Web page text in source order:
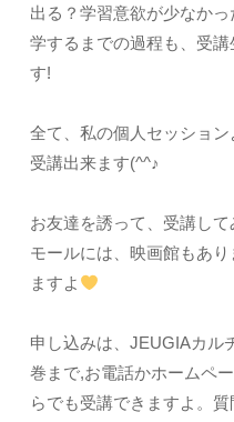
出る？学習意欲が少なか
学するまでの過程も、受
す!
全て、私の個人セッショ
受講出来ます(^^♪
お友達を誘って、受講し
モールには、映画館もあ
ますよ
申し込みは、JEUGIAカル
巻まで,お電話かホームペ
らでも受講できますよ。